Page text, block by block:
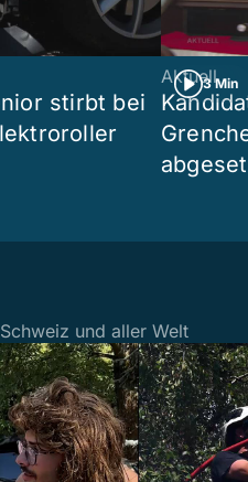
stirbt bei
3 Min
Aktuell
und aller Welt